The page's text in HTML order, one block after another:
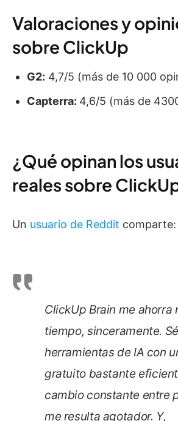
Valoraciones y
sobre ClickUp
G2: 4,7/5 (más de 10 000
Capterra: 4,6/5 (más de
¿Qué opinan los
reales sobre
Un usuario de Reddit comparte:
ClickUp Brain me ahorra
tiempo, sinceramente.
herramientas de IA con
gratuito bastante
cambio constante entre
me resulta agotador. Y,